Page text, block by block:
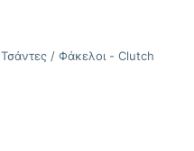
Τσάντες / Φάκελοι - Clutch